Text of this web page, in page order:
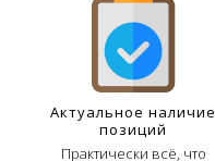
Актуальное наличие
позиций
Практически всё, что